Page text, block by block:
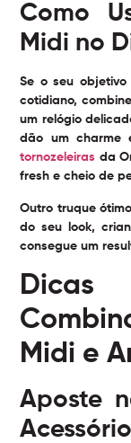
Como
Midi no
Se o seu
cotidiano,
um relógio
dão um charme
tornozeleiras da
fresh e cheio de
Outro truque
do seu look,
consegue um
Midi e
Aposte